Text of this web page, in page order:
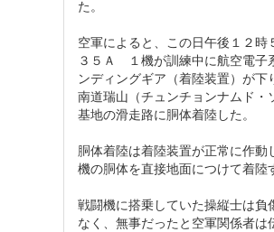
た。
空軍によると、この日午後１２時
３５Ａ １機が訓練中に航空電子
ンディングギア（着陸装置）が下
南道瑞山（チュンチョンナムド・
基地の滑走路に胴体着陸した。
胴体着陸は着陸装置が正常に作動
機の胴体を直接地面につけて着陸
戦闘機に搭乗していた操縦士は負
なく、無事だったと空軍関係者は